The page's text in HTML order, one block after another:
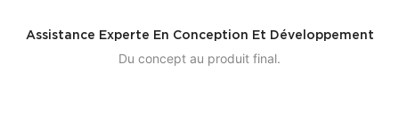
Assistance Experte En Conception Et Développement
Du concept au produit final.